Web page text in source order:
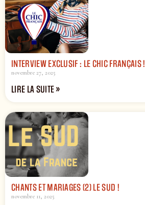
INTERVIEW EXCLUSIF : LE CHIC FRANÇAIS !
novembre 27, 2025
LIRE LA SUITE »
CHANTS ET MARIAGES (2) LE SUD !
novembre 11, 2025